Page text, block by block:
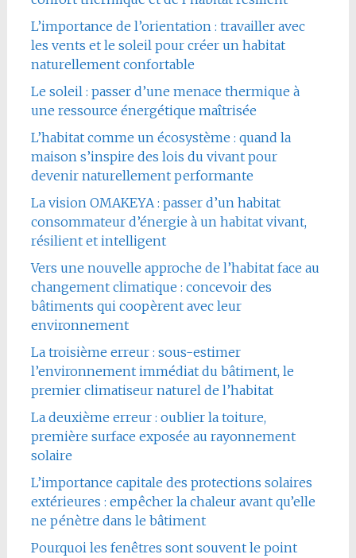
L’importance de l’orientation : travailler avec
les vents et le soleil pour créer un habitat
naturellement confortable
Le soleil : passer d’une menace thermique à
une ressource énergétique maîtrisée
L’habitat comme un écosystème : quand la
maison s’inspire des lois du vivant pour
devenir naturellement performante
La vision OMAKEYA : passer d’un habitat
consommateur d’énergie à un habitat vivant,
résilient et intelligent
Vers une nouvelle approche de l’habitat face au
changement climatique : concevoir des
bâtiments qui coopèrent avec leur
environnement
La troisième erreur : sous-estimer
l’environnement immédiat du bâtiment, le
premier climatiseur naturel de l’habitat
La deuxième erreur : oublier la toiture,
première surface exposée au rayonnement
solaire
L’importance capitale des protections solaires
extérieures : empêcher la chaleur avant qu’elle
ne pénètre dans le bâtiment
Pourquoi les fenêtres sont souvent le point